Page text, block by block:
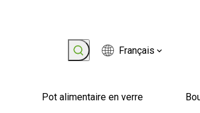
Français
Pot alimentaire en verre